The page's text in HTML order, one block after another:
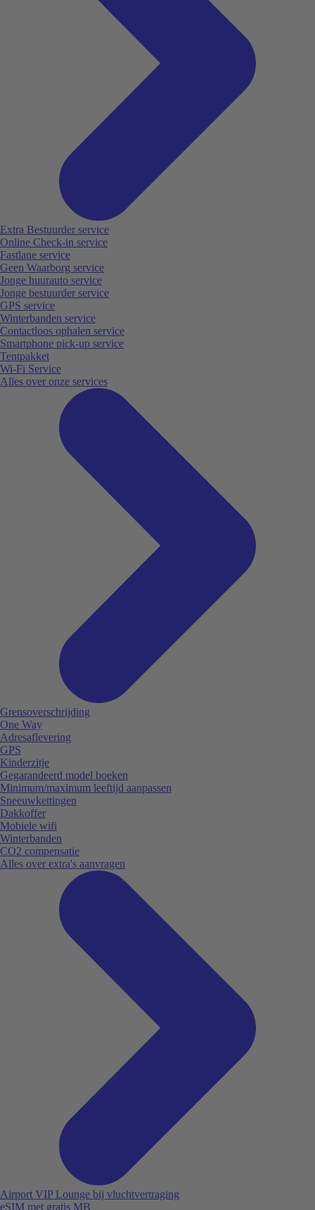
Extra Bestuurder service
Online Check-in service
Fastlane service
Geen Waarborg service
Jonge huurauto service
Jonge bestuurder service
GPS service
Winterbanden service
Contactloos ophalen service
Smartphone pick-up service
Tentpakket
Wi-Fi Service
Alles over onze services
Grensoverschrijding
One Way
Adresaflevering
GPS
Kinderzitje
Gegarandeerd model boeken
Minimum/maximum leeftijd aanpassen
Sneeuwkettingen
Dakkoffer
Mobiele wifi
Winterbanden
CO2 compensatie
Alles over extra's aanvragen
Airport VIP Lounge bij vluchtvertraging
eSIM met gratis MB